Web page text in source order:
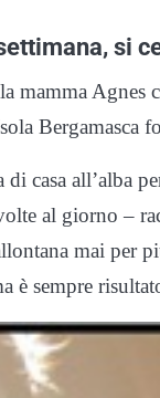
si
mamma
casa all’alba
al giorno –
mai per
è sempre